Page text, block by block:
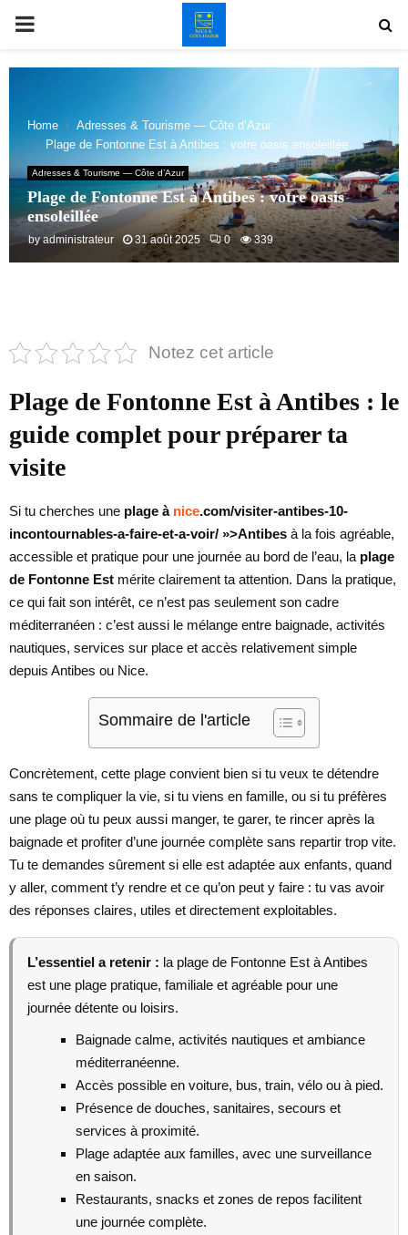
PRIMARY
MENU
Home
Adresses & Tourisme — Côte d’Azur
Plage de Fontonne Est à Antibes : votre oasis ensoleillée
Adresses & Tourisme — Côte d’Azur
Plage de Fontonne Est à Antibes : votre oasis
ensoleillée
byadministrateur 31 août 2025 0 339
Notez cet article
Plage de Fontonne Est à Antibes : le
guide complet pour préparer ta
visite
Si tu cherches une plage à nice.com/visiter-antibes-10-
incontournables-a-faire-et-a-voir/ »>Antibes à la fois agréable,
accessible et pratique pour une journée au bord de l’eau, la plage
de Fontonne Est mérite clairement ta attention. Dans la pratique,
ce qui fait son intérêt, ce n’est pas seulement son cadre
méditerranéen : c’est aussi le mélange entre baignade, activités
nautiques, services sur place et accès relativement simple
depuis Antibes ou Nice.
Sommaire de l'article
Concrètement, cette plage convient bien si tu veux te détendre
sans te compliquer la vie, si tu viens en famille, ou si tu préfères
une plage où tu peux aussi manger, te garer, te rincer après la
baignade et profiter d’une journée complète sans repartir trop vite.
Tu te demandes sûrement si elle est adaptée aux enfants, quand
y aller, comment t’y rendre et ce qu’on peut y faire : tu vas avoir
des réponses claires, utiles et directement exploitables.
L’essentiel a retenir : la plage de Fontonne Est à Antibes
est une plage pratique, familiale et agréable pour une
journée détente ou loisirs.
Baignade calme, activités nautiques et ambiance
méditerranéenne.
Accès possible en voiture, bus, train, vélo ou à pied.
Présence de douches, sanitaires, secours et
services à proximité.
Plage adaptée aux familles, avec une surveillance
en saison.
Restaurants, snacks et zones de repos facilitent
une journée complète.